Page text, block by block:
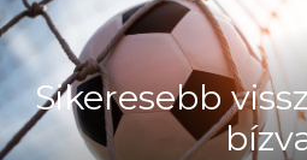
Sikeresebb